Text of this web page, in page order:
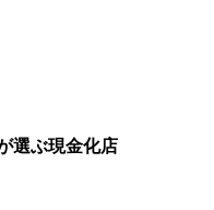
選ぶ現金化店